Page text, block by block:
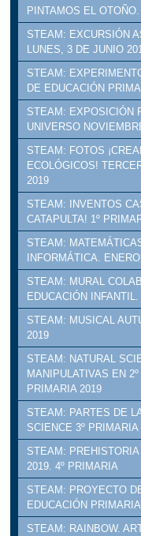
PINTAMOS EL
STEAM: EXCURSIÓN
LUNES, 3 DE JUNIO
STEAM:
DE EDUCACIÓN
STEAM: EXPOSICIÓN
UNIVERSO
STEAM: FOTOS
ECOLÓGICOS!
2019
STEAM: INVENTOS
CATAPULTA! 1º
STEAM:
INFORMÁTICA.
STEAM: MURAL
EDUCACIÓN
STEAM: MUSICAL
2019
STEAM: NATURAL
MANIPULATIVAS EN
PRIMARIA 2019
STEAM: PARTES DE
SCIENCE 3º
STEAM:
2019. 4º PRIMARIA
STEAM: PROYECTO
EDUCACIÓN
STEAM: RAINBOW.